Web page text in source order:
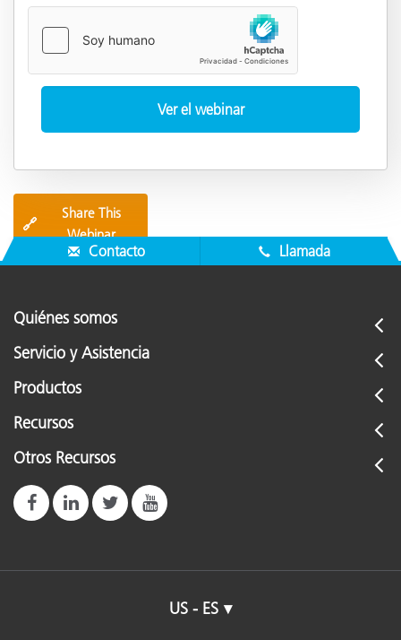
🔗
Share This
Webinar
Contacto Llamada
Quiénes somos
Servicio y Asistencia
Productos
Recursos
Otros Recursos
US - ES